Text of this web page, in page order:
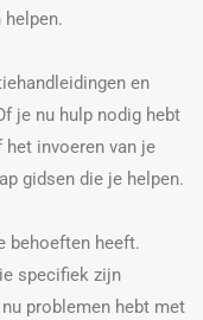
en
je nu hulp nodig hebt
invoeren van je
gidsen die je helpen.
behoeften heeft.
specifiek zijn
problemen hebt met